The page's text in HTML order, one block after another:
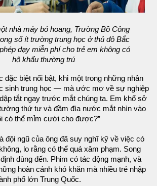
nhà máy bỏ hoang, Trường Bồ Công
số ít trường trung học ở thủ đô Bắc
dạy miễn phí cho trẻ em không có
hộ khẩu thường trú
đặc biệt nổi bật, khi một trong những nhân
sinh trung học — mà ước mơ về sự nghiệp
tắt ngay trước mắt chúng ta. Em khổ sở
thứ tư và đầm đìa nước mắt nhìn vào
có thể mỉm cười cho được?”
đội ngũ của ông đã suy nghĩ kỹ về việc có
lo rằng có thể quá xâm phạm. Song
dùng đến. Phim có tác động mạnh, và
hoàn cảnh khó khăn mà nhiều trẻ nhập
phố lớn Trung Quốc.